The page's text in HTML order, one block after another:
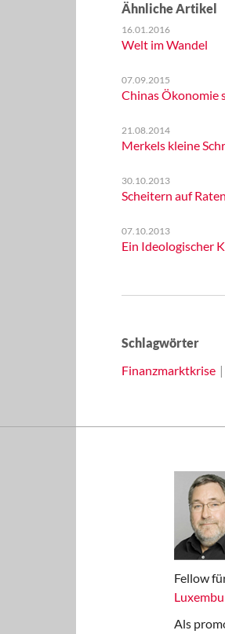
Ähnliche Artikel
16.01.2016
Welt im Wandel
07.09.2015
Chinas Ökonomie
21.08.2014
Merkels kleine
30.10.2013
Scheitern auf Raten
07.10.2013
Ein Ideologischer
Schlagwörter
Finanzmarktkrise
Fellow
Als